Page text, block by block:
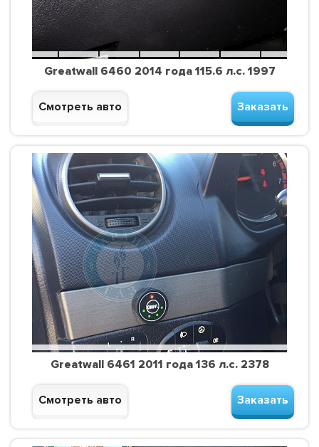
Greatwall 6460 2014 года 115.6 л.с. 1997
Смотреть авто Заказать
Greatwall 6461 2011 года 136 л.с. 2378
Смотреть авто Заказать